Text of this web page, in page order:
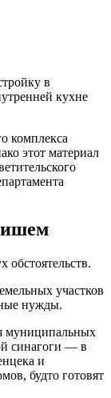
в
кухне
комплекса
этот материал
обстоятельств.
участков
нужды.
муниципальных
синагоги — в
и
будто готовят